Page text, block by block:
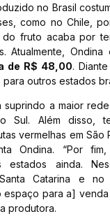
no Brasil
como no Chile,
fruto acaba por
Atualmente,
de R$ 48,00.
outros estados
suprindo a maior
Sul. Além disso,
vermelhas em São
Ondina. “Por
estados ainda.
Catarina e no
espaço para a]
produtora.